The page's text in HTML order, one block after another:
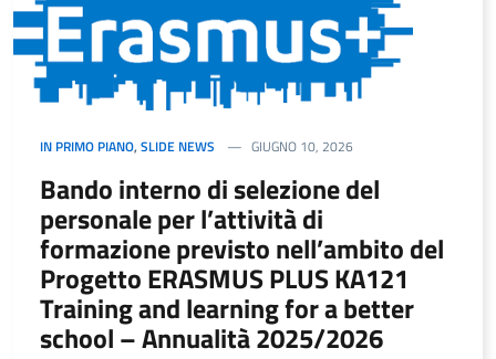
IN PRIMO PIANO, SLIDE NEWS GIUGNO 10, 2026
Bando interno di selezione del
personale per l’attività di
formazione previsto nell’ambito del
Progetto ERASMUS PLUS KA121
Training and learning for a better
school – Annualità 2025/2026